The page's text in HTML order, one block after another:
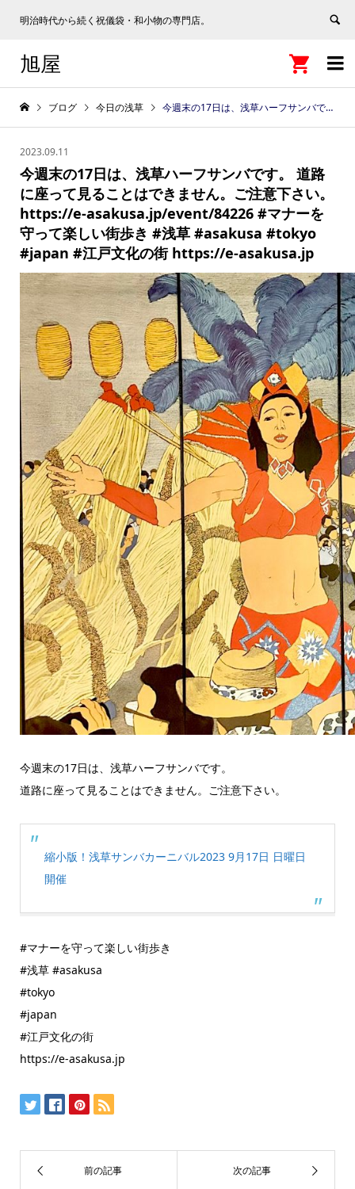
明治時代から続く祝儀袋・和小物の専門店。

旭屋 
ブログ 今日の浅草 今週末の17日は、浅草ハーフサンバです。 道路に座って見ることはできません。ご注意下さい。 https://e-asakusa.jp/event/84226 #マナーを守って楽しい街歩き #浅草 #asakusa #tokyo #japan #江戸文化の街 https://e-asakusa.jp
2023.09.11
今週末の17日は、浅草ハーフサンバです。 道路
に座って見ることはできません。ご注意下さい。
https://e-asakusa.jp/event/84226 #マナーを
守って楽しい街歩き #浅草 #asakusa #tokyo
#japan #江戸文化の街 https://e-asakusa.jp
今週末の17日は、浅草ハーフサンバです。
道路に座って見ることはできません。ご注意下さい。
縮小版！浅草サンバカーニバル2023 9月17日 日曜日
開催
#マナーを守って楽しい街歩き
#浅草 #asakusa
#tokyo
#japan
#江戸文化の街
https://e-asakusa.jp